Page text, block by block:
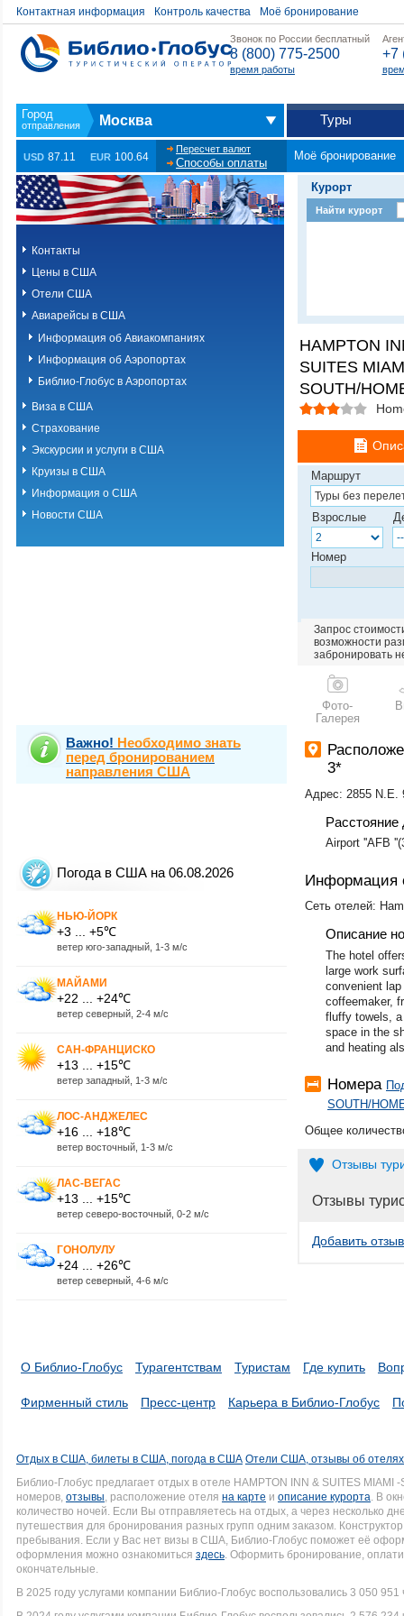
Контактная информация Контроль качества Моё бронирование
Звонок по России бесплатный
8 (800) 775-2500
время работы
+7
Москва Туры
USD 87.11 EUR 100.64
Пересчет валют
Способы оплаты
Моё бронирование
Контакты
Цены в США
Отели США
Авиарейсы в США
Информация об Авиакомпаниях
Информация об Аэропортах
Библио-Глобус в Аэропортах
Виза в США
Страхование
Экскурсии и услуги в США
Круизы в США
Информация о США
Новости США
Важно! Необходимо знать
перед бронированием
направления США
Погода в США на 06.08.2026
НЬЮ-ЙОРК
+3 ... +5℃
ветер юго-западный, 1-3 м/с
МАЙАМИ
+22 ... +24℃
ветер северный, 2-4 м/с
САН-ФРАНЦИСКО
+13 ... +15℃
ветер западный, 1-3 м/с
ЛОС-АНДЖЕЛЕС
+16 ... +18℃
ветер восточный, 1-3 м/с
ЛАС-ВЕГАС
+13 ... +15℃
ветер северо-восточный, 0-2 м/с
ГОНОЛУЛУ
+24 ... +26℃
ветер северный, 4-6 м/с
Курорт
Найти курорт
HAMPTON
SUITES
SOUTH/
Маршрут
Взрослые
Номер
Запрос
возможности
забронировать
Фото-
Галерея
3*
Адрес: 2855 N.E.
Расстояние
Airport ''AFB
Информация
Сеть отелей:
Описание
The hotel
large work
convenient
coffeemaker,
fluffy towels, a
space in the
and heating
Номера
SOUTH/
Общее
Отзывы
Отзывы
Добавить отзыв
О Библио-Глобус Турагентствам Туристам Где купить
Фирменный стиль Пресс-центр Карьера в Библио-Глобус
Отдых в США, билеты в США, погода в США Отели США, отзывы об
Библио-Глобус предлагает отдых в отеле HAMPTON INN & SUITES
номеров, отзывы, расположение отеля на карте и описание курорта. В
количество ночей. Если Вы отправляетесь на отдых, а через несколько
путешествия для бронирования разных групп одним заказом.
пребывания. Если у Вас нет визы в США, Библио-Глобус поможет её
оформления можно ознакомиться здесь. Оформить бронирование,
окончательные.
В 2025 году услугами компании Библио-Глобус воспользовались 3 050 951